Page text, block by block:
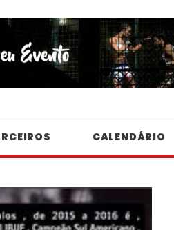
CALENDÁRIO